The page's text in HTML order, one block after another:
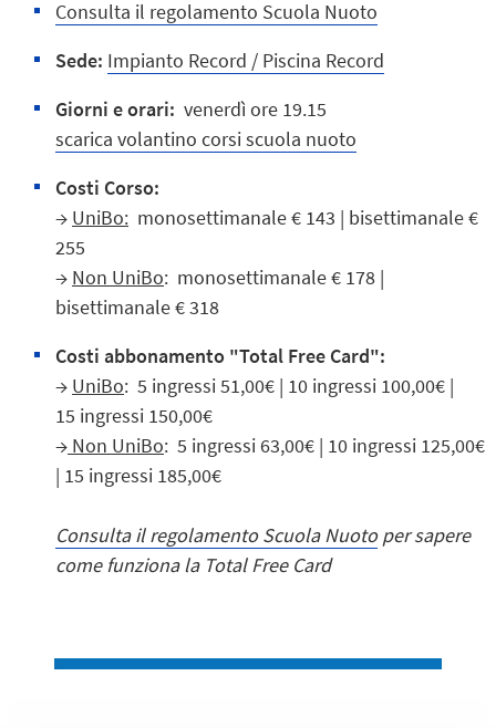
Consulta il regolamento Scuola Nuoto
Sede: Impianto Record / Piscina Record
Giorni e orari: venerdì ore 19.15
scarica volantino corsi scuola nuoto
Costi Corso:
→ UniBo: monosettimanale € 143 | bisettimanale €
255
→ Non UniBo: monosettimanale € 178 |
bisettimanale € 318
Costi abbonamento "Total Free Card":
→ UniBo: 5 ingressi 51,00€ | 10 ingressi 100,00€ |
15 ingressi 150,00€
→ Non UniBo: 5 ingressi 63,00€ | 10 ingressi 125,00€
| 15 ingressi 185,00€
Consulta il regolamento Scuola Nuotoper sapere
come funziona la Total Free Card